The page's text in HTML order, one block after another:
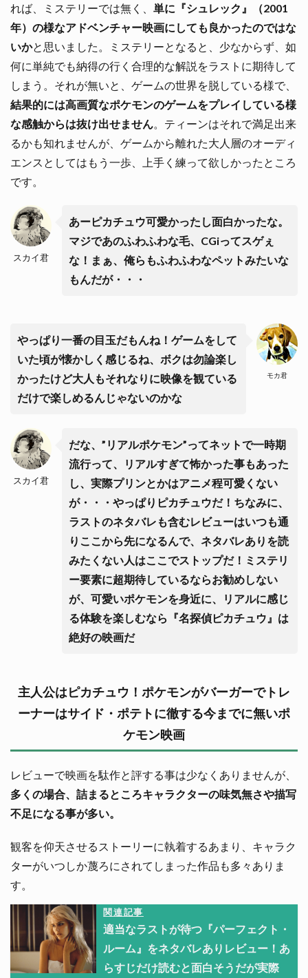
れば、ミステリーでは無く、 単に『シュレック』（2001
年）の様なアドベンチャー映画にしても良かったのではな
いかと思いました。ミステリーとなると、少なからず、如
何に単純でも納得の行く合理的な解説をラストに期待して
しまう。それが無いと、ゲームの世界を脱している様で、
結果的には高画質なポケモンのゲームをプレイしている様
な感触からは抜け出せません。ティーンはそれで満足出来
るかも知れませんが、ゲームから離れた大人層のオーディ
エンスとしてはもう一歩、上手く練って欲しかったところ
です。
スカイ君
あーピカチュウ可愛かったし面白かったな。
マジであのふわふわな毛、CGiってスゲぇ
な！まぁ、俺らもふわふわなペットみたいな
もんだが・・・
モカ君
やっぱり一番の目玉だもんね！ゲームをして
いた頃が懐かしく感じるね、ボクは勿論楽し
かったけど大人もそれなりに映像を観ている
だけで楽しめるんじゃないのかな
スカイ君
だな、”リアルポケモン”ってネットで一時期
流行って、リアルすぎて怖かった事もあった
し、実際プリンとかはアニメ程可愛くない
が・・・やっぱりピカチュウだ！ちなみに、
ラストのネタバレも含むレビューはいつも通
りここから先になるんで、ネタバレありを読
みたくない人はここでストップだ！ミステリ
ー要素に超期待しているならお勧めしない
が、可愛いポケモンを身近に、リアルに感じ
る体験を楽しむなら『名探偵ピカチュウ』は
絶好の映画だ
主人公はピカチュウ！ポケモンがバーガーでトレ
ーナーはサイド・ポテトに徹する今までに無いポ
ケモン映画
レビューで映画を駄作と評する事は少なくありませんが、
多くの場合、詰まるところキャラクターの味気無さや描写
不足になる事が多い。
観客を仰天させるストーリーに執着するあまり、キャラク
ターがいつしか蔑ろにされてしまった作品も多々ありま
す。
関連記事
適当なラストが待つ『パーフェクト・
ルーム』をネタバレありレビュー！あ
らすじだけ読むと面白そうだが実際